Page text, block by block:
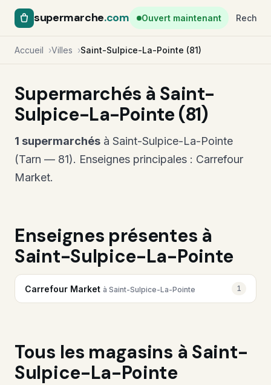
supermarche.com Ouvert maintenant
Accueil Villes Saint-Sulpice-La-Pointe (81)
Supermarchés à Saint-
Sulpice-La-Pointe (81)
1 supermarchés à Saint-Sulpice-La-Pointe
(Tarn — 81). Enseignes principales : Carrefour
Market.
Enseignes présentes à
Saint-Sulpice-La-Pointe
Carrefour Market à Saint-Sulpice-La-Pointe 1
Tous les magasins à Saint-
Sulpice-La-Pointe